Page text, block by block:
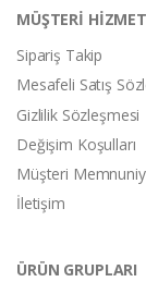
MÜŞTERİ
Sipariş Takip
Mesafeli Satış
Gizlilik Sözleşmesi
Değişim Koşulları
Müşteri
İletişim
ÜRÜN GRUPLARI